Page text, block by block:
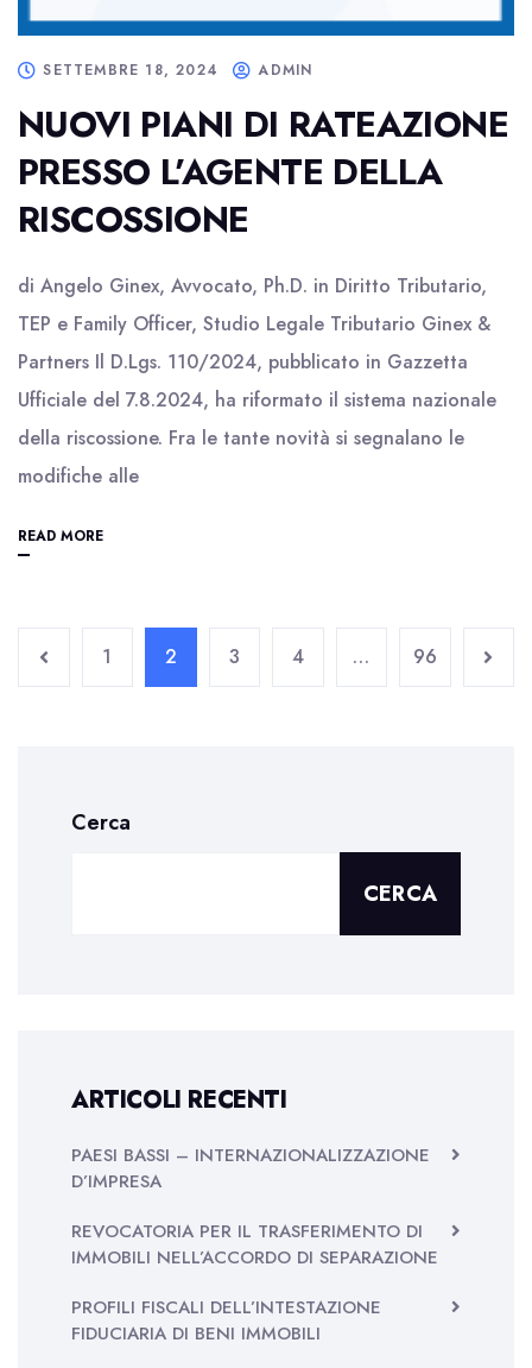
SETTEMBRE 18, 2024 ADMIN
NUOVI PIANI DI RATEAZIONE
PRESSO L’AGENTE DELLA
RISCOSSIONE
di Angelo Ginex, Avvocato, Ph.D. in Diritto Tributario,
TEP e Family Officer, Studio Legale Tributario Ginex &
Partners Il D.Lgs. 110/2024, pubblicato in Gazzetta
Ufficiale del 7.8.2024, ha riformato il sistema nazionale
della riscossione. Fra le tante novità si segnalano le
modifiche alle
READ MORE
1 2 3 4 … 96
Cerca
CERCA
ARTICOLI RECENTI
PAESI BASSI – INTERNAZIONALIZZAZIONE
D’IMPRESA
REVOCATORIA PER IL TRASFERIMENTO DI
IMMOBILI NELL’ACCORDO DI SEPARAZIONE
PROFILI FISCALI DELL’INTESTAZIONE
FIDUCIARIA DI BENI IMMOBILI